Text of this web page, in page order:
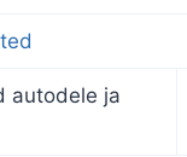
autodele ja